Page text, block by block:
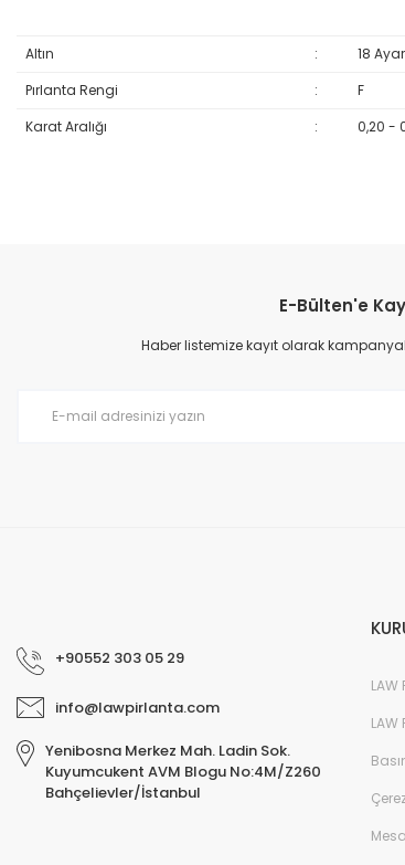
Altın :
18
Pırlanta Rengi
:
F
Karat Aralığı
: 0,20 -
Ürün resmi kalitesiz, bozuk veya görüntülenemiyor.
Ürün açıklamasında eksik bilgiler bulunuyor.
E-Bülten'e
Haber listemize kayıt olarak
+90552 303 05 29
info@lawpirlanta.com
Yenibosna Merkez Mah. Ladin Sok.
Kuyumcukent AVM Blogu No:4M/Z260
Bahçelievler/İstanbul
LAW
LAW